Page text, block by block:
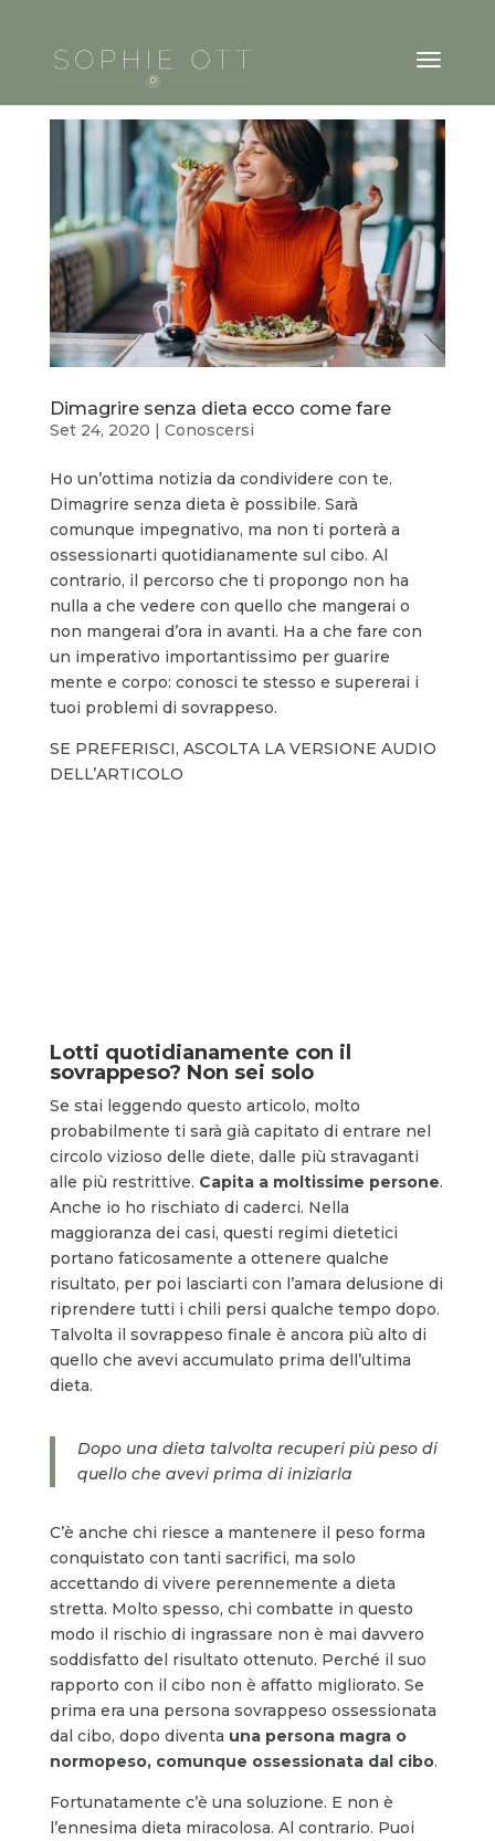
Dimagrire senza dieta ecco come fare
Set 24, 2020 | Conoscersi
Ho un’ottima notizia da condividere con te.
Dimagrire senza dieta è possibile. Sarà
comunque impegnativo, ma non ti porterà a
ossessionarti quotidianamente sul cibo. Al
contrario, il percorso che ti propongo non ha
nulla a che vedere con quello che mangerai o
non mangerai d’ora in avanti. Ha a che fare con
un imperativo importantissimo per guarire
mente e corpo: conosci te stesso e supererai i
tuoi problemi di sovrappeso.
SE PREFERISCI, ASCOLTA LA VERSIONE AUDIO
DELL’ARTICOLO
Lotti quotidianamente con il
sovrappeso? Non sei solo
Se stai leggendo questo articolo, molto
probabilmente ti sarà già capitato di entrare nel
circolo vizioso delle diete, dalle più stravaganti
alle più restrittive. Capita a moltissime persone.
Anche io ho rischiato di caderci. Nella
maggioranza dei casi, questi regimi dietetici
portano faticosamente a ottenere qualche
risultato, per poi lasciarti con l’amara delusione di
riprendere tutti i chili persi qualche tempo dopo.
Talvolta il sovrappeso finale è ancora più alto di
quello che avevi accumulato prima dell’ultima
dieta.
Dopo una dieta talvolta recuperi più peso di
quello che avevi prima di iniziarla
C’è anche chi riesce a mantenere il peso forma
conquistato con tanti sacrifici, ma solo
accettando di vivere perennemente a dieta
stretta. Molto spesso, chi combatte in questo
modo il rischio di ingrassare non è mai davvero
soddisfatto del risultato ottenuto. Perché il suo
rapporto con il cibo non è affatto migliorato. Se
prima era una persona sovrappeso ossessionata
dal cibo, dopo diventa una persona magra o
normopeso, comunque ossessionata dal cibo.
Fortunatamente c’è una soluzione. E non è
l’ennesima dieta miracolosa. Al contrario. Puoi